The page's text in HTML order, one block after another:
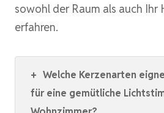
sowohl der Raum als auch Ihr
erfahren.
+ Welche Kerzenarten
für eine gemütliche